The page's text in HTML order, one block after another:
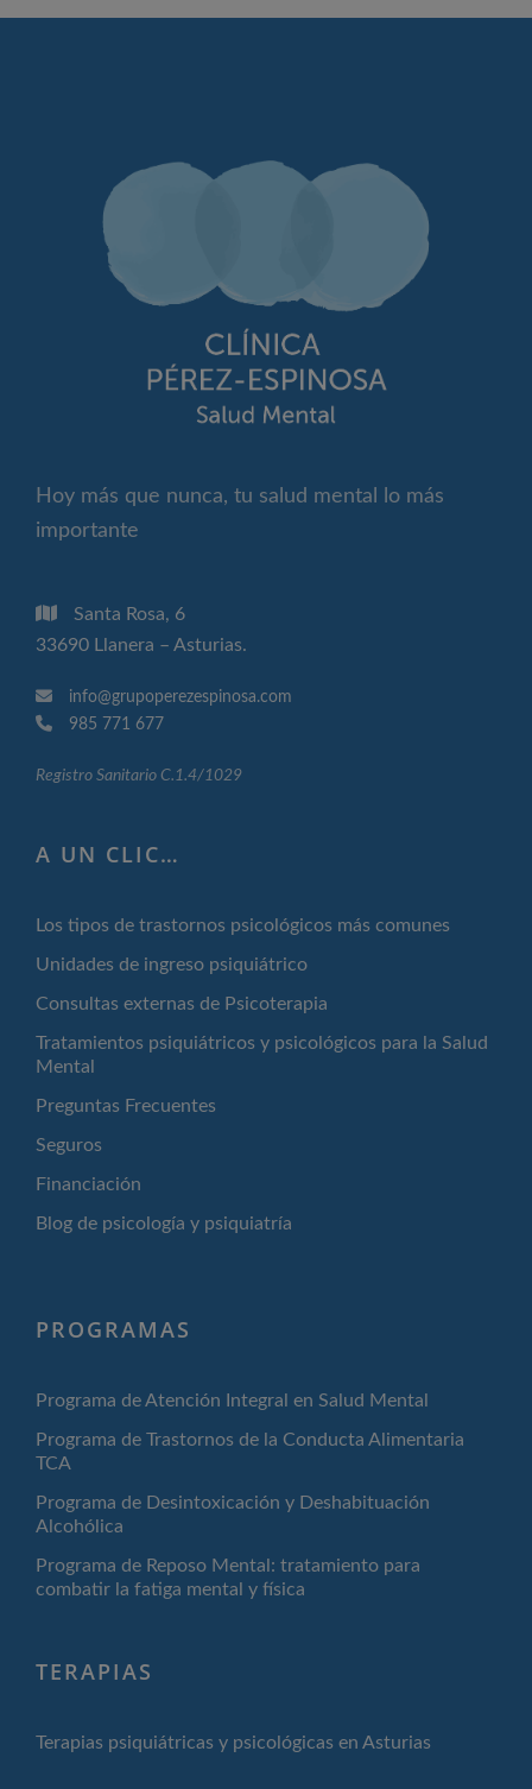
Hoy más que nunca, tu salud mental lo más
importante
Santa Rosa, 6
33690 Llanera – Asturias.
info@grupoperezespinosa.com
985 771 677
Registro Sanitario C.1.4/1029
A UN CLIC…
Los tipos de trastornos psicológicos más comunes
Unidades de ingreso psiquiátrico
Consultas externas de Psicoterapia
Tratamientos psiquiátricos y psicológicos para la Salud
Mental
Preguntas Frecuentes
Seguros
Financiación
Blog de psicología y psiquiatría
PROGRAMAS
Programa de Atención Integral en Salud Mental
Programa de Trastornos de la Conducta Alimentaria
TCA
Programa de Desintoxicación y Deshabituación
Alcohólica
Programa de Reposo Mental: tratamiento para
combatir la fatiga mental y física
TERAPIAS
Terapias psiquiátricas y psicológicas en Asturias